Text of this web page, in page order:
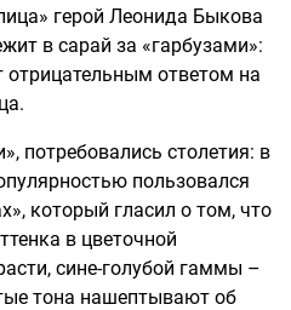
герой Леонида Быкова
в сарай за «гарбузами»:
отрицательным ответом на
потребовались столетия: в
пользовался
который гласил о том, что
в цветочной
сине-голубой гаммы –
тона нашептывают об